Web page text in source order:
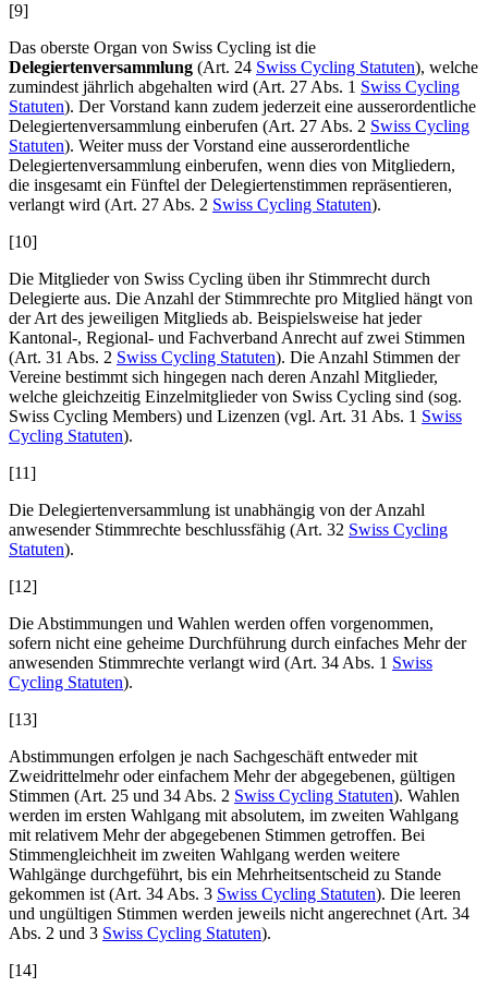
[9]
Das oberste Organ von Swiss Cycling ist die
Delegiertenversammlung (Art. 24 Swiss Cycling Statuten), welche
zumindest jährlich abgehalten wird (Art. 27 Abs. 1 Swiss Cycling
Statuten). Der Vorstand kann zudem jederzeit eine ausserordentliche
Delegiertenversammlung einberufen (Art. 27 Abs. 2 Swiss Cycling
Statuten). Weiter muss der Vorstand eine ausserordentliche
Delegiertenversammlung einberufen, wenn dies von Mitgliedern,
die insgesamt ein Fünftel der Delegiertenstimmen repräsentieren,
verlangt wird (Art. 27 Abs. 2 Swiss Cycling Statuten).
[10]
Die Mitglieder von Swiss Cycling üben ihr Stimmrecht durch
Delegierte aus. Die Anzahl der Stimmrechte pro Mitglied hängt von
der Art des jeweiligen Mitglieds ab. Beispielsweise hat jeder
Kantonal-, Regional- und Fachverband Anrecht auf zwei Stimmen
(Art. 31 Abs. 2 Swiss Cycling Statuten). Die Anzahl Stimmen der
Vereine bestimmt sich hingegen nach deren Anzahl Mitglieder,
welche gleichzeitig Einzelmitglieder von Swiss Cycling sind (sog.
Swiss Cycling Members) und Lizenzen (vgl. Art. 31 Abs. 1 Swiss
Cycling Statuten).
[11]
Die Delegiertenversammlung ist unabhängig von der Anzahl
anwesender Stimmrechte beschlussfähig (Art. 32 Swiss Cycling
Statuten).
[12]
Die Abstimmungen und Wahlen werden offen vorgenommen,
sofern nicht eine geheime Durchführung durch einfaches Mehr der
anwesenden Stimmrechte verlangt wird (Art. 34 Abs. 1 Swiss
Cycling Statuten).
[13]
Abstimmungen erfolgen je nach Sachgeschäft entweder mit
Zweidrittelmehr oder einfachem Mehr der abgegebenen, gültigen
Stimmen (Art. 25 und 34 Abs. 2 Swiss Cycling Statuten). Wahlen
werden im ersten Wahlgang mit absolutem, im zweiten Wahlgang
mit relativem Mehr der abgegebenen Stimmen getroffen. Bei
Stimmengleichheit im zweiten Wahlgang werden weitere
Wahlgänge durchgeführt, bis ein Mehrheitsentscheid zu Stande
gekommen ist (Art. 34 Abs. 3 Swiss Cycling Statuten). Die leeren
und ungültigen Stimmen werden jeweils nicht angerechnet (Art. 34
Abs. 2 und 3 Swiss Cycling Statuten).
[14]